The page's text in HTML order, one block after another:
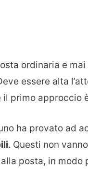
ordinaria e
essere alta
primo approccio
ha provato ad
. Questi non vanno
posta, in